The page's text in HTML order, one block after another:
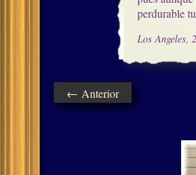
perdurable
Los Angeles,
← Anterior